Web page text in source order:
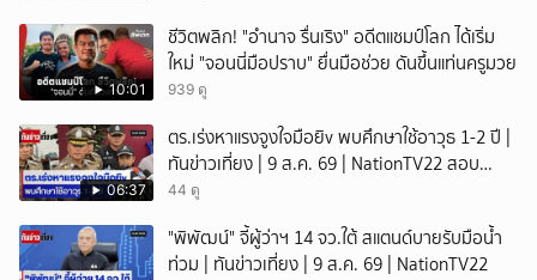
10:01
ชีวิตพลิก! "อำนาจ รื่นเริง" อดีตแชมป์โลก ได้เริ่ม
ใหม่ "จอนนี่มือปราบ" ยื่นมือช่วย ดันขึ้นแท่นครูมวย
939 ดู
06:37
ตร.เร่งหาแรงจูงใจมือยิv พบศึกษาใช้อาวุธ 1-2 ปี |
ทันข่าวเที่ยง | 9 ส.ค. 69 | NationTV22 สอบ
พยานแล้ว 17 ปาก เร่งตรวจมือถือและหลักฐานที่
เพื่อน และสื่อโซเ
44 ดู
"พิพัฒน์" จี้ผู้ว่าฯ 14 จว.ใต้ สแตนด์บายรับมือน้ำ
ท่วม | ทันข่าวเที่ยง | 9 ส.ค. 69 | NationTV22